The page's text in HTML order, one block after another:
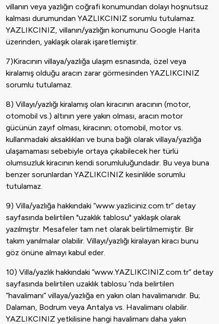
villanın veya yazlığın coğrafi konumundan dolayı hoşnutsuz
kalması durumundan YAZLIKCINIZ sorumlu tutulamaz.
YAZLIKCINIZ, villanın/yazlığın konumunu Google Harita
üzerinden, yaklaşık olarak işaretlemiştir.
7)Kiracının villaya/yazlığa ulaşım esnasında, özel veya
kiralamış olduğu aracın zarar görmesinden YAZLIKCINIZ
sorumlu tutulamaz.
8) Villayı/yazlığı kiralamış olan kiracının aracının (motor,
otomobil vs.) altının yere yakın olması, aracın motor
gücünün zayıf olması, kiracının; otomobil, motor vs.
kullanmadaki aksaklıkları ve buna bağlı olarak villaya/yazlığa
ulaşamaması sebebiyle ortaya çıkabilecek her türlü
olumsuzluk kiracının kendi sorumluluğundadır. Bu veya buna
benzer sorunlardan YAZLIKCINIZ kesinlikle sorumlu
tutulamaz.
9) Villa/yazlığa hakkındaki “www.yazliciniz.com.tr” detay
sayfasında belirtilen "uzaklık tablosu" yaklaşık olarak
yazılmıştır. Mesafeler tam net olarak belirtilmemiştir. Bir
takım yanılmalar olabilir. Villayı/yazlığı kiralayan kiracı bunu
göz önüne almayı kabul eder.
10) Villa/yazlık hakkındaki “www.YAZLIKCINIZ.com.tr” detay
sayfasında belirtilen uzaklık tablosu ’nda belirtilen
“havalimanı” villaya/yazlığa en yakın olan havalimanıdır. Bu;
Dalaman, Bodrum veya Antalya vs. Havalimanı olabilir.
YAZLIKCINIZ yetkilisine hangi havalimanı daha yakın